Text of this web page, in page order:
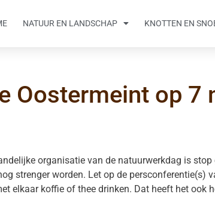
NATUUR EN LANDSCHAP KNOTTEN EN
Oostermeint op 7
organisatie van de natuurwerkdag is
strenger worden. Let op de persconferentie(s)
elkaar koffie of thee drinken. Dat heeft het ook